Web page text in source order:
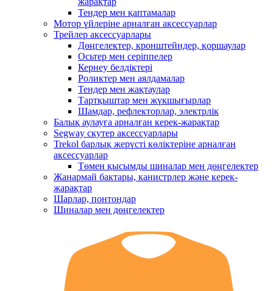
Тендер мен қаптамалар
Мотор үйлеріне арналған аксессуарлар
Трейлер аксессуарлары
Дөңгелектер, кронштейндер, қоршаулар
Осьтер мен серіппелер
Кернеу белдіктері
Роликтер мен аялдамалар
Тендер мен жақтаулар
Тартқыштар мен жүкшығырлар
Шамдар, рефлекторлар, электрлік
Балық аулауға арналған керек-жарақтар
Segway скутер аксессуарлары
Trekol барлық жерүсті көліктеріне арналған
аксессуарлар
Төмен қысымды шиналар мен дөңгелектер
Жанармай бактары, канистрлер және керек-
жарақтар
Шарлар, понтондар
Шиналар мен дөңгелектер